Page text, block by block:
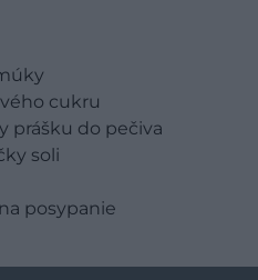
cukru
prášku do pečiva
soli
posypanie